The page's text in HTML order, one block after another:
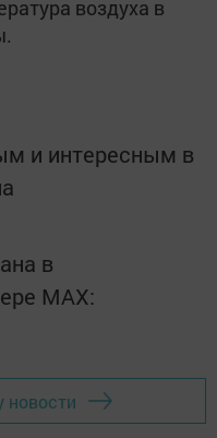
воздуха в
и интересным в
в
MАХ:
новости